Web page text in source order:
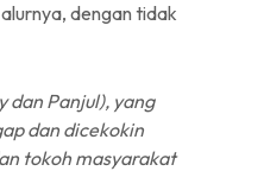
dengan tidak
dan Panjul), yang
dan dicekokin
tokoh masyarakat